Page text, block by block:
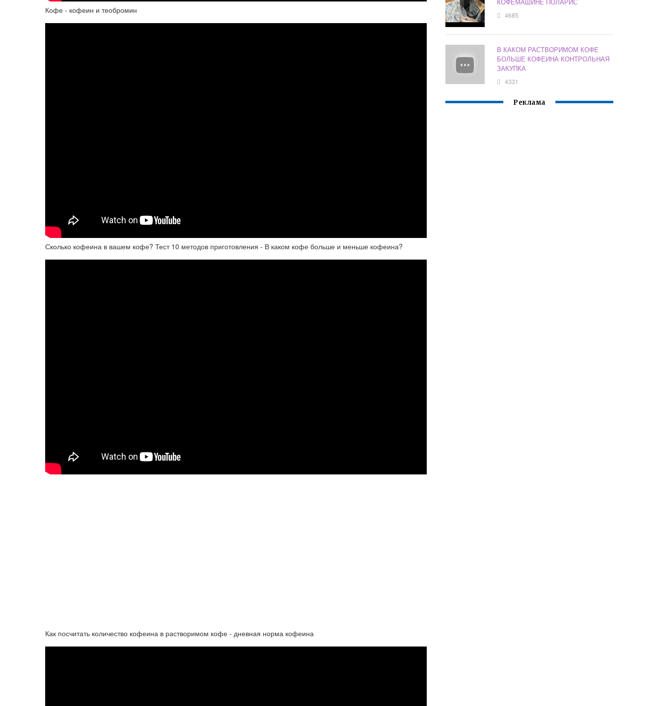
Кофе - кофеин и теобромин
Сколько кофеина в вашем кофе? Тест 10 методов приготовления - В каком кофе больше и меньше кофеина?
Как посчитать количество кофеина в растворимом кофе - дневная норма кофеина
КОФЕМАШИНЕ ПОЛАРИС
4685
В КАКОМ РАСТВОРИМОМ КОФЕ
БОЛЬШЕ КОФЕИНА КОНТРОЛЬНАЯ
ЗАКУПКА
4331
Реклама